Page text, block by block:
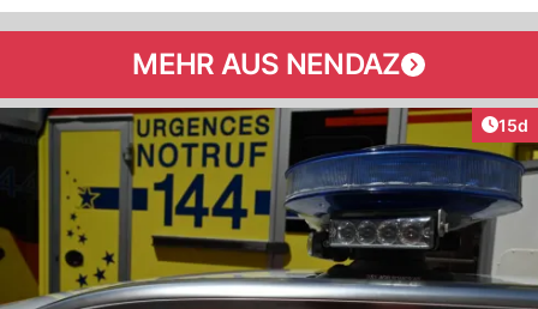
MEHR AUS NENDAZ
15d